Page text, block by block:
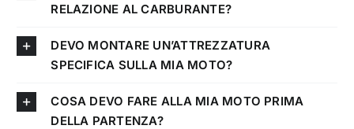
RELAZIONE AL CARBURANTE?
DEVO MONTARE UN’ATTREZZATURA
SPECIFICA SULLA MIA MOTO?
COSA DEVO FARE ALLA MIA MOTO PRIMA
DELLA PARTENZA?